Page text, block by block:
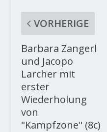
VORHERIGE
Barbara Zangerl
und Jacopo
Larcher mit
erster
Wiederholung
von
"Kampfzone" (8c)